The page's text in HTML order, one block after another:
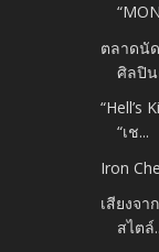
ตลาดนั
ศิลปิน
“Hell’s
“เช...
Iron
เสียงจ
สไตล์